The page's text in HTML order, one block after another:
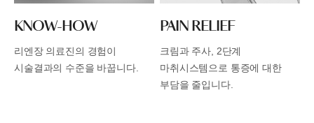
KNOW-HOW
리엔장 의료진의 경험이
시술결과의 수준을 바꿉니다.
PAIN RELIEF
크림과 주사, 2단계
마취시스템으로 통증에대한
부담을 줄입니다.